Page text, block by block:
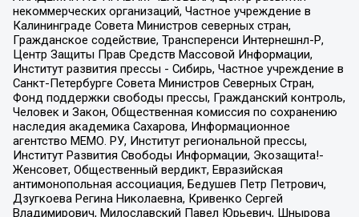
некоммерческих организаций, Частное учреждение в
Калининграде Совета Министров северных стран,
Гражданское содействие, Трансперенси Интернешнл-Р,
Центр Защиты Прав Средств Массовой Информации,
Институт развития прессы - Сибирь, Частное учреждение в
Санкт-Петербурге Совета Министров Северных Стран,
Фонд поддержки свободы прессы, Гражданский контроль,
Человек и Закон, Общественная комиссия по сохранению
наследия академика Сахарова, Информационное
агентство МЕМО. РУ, Институт региональной прессы,
Институт Развития Свободы Информации, Экозащита!-
Женсовет, Общественный вердикт, Евразийская
антимонопольная ассоциация, Бедушев Петр Петрович,
Дзугкоева Регина Николаевна, Кривенко Сергей
Владимирович, Милославский Павел Юрьевич, Шнырова